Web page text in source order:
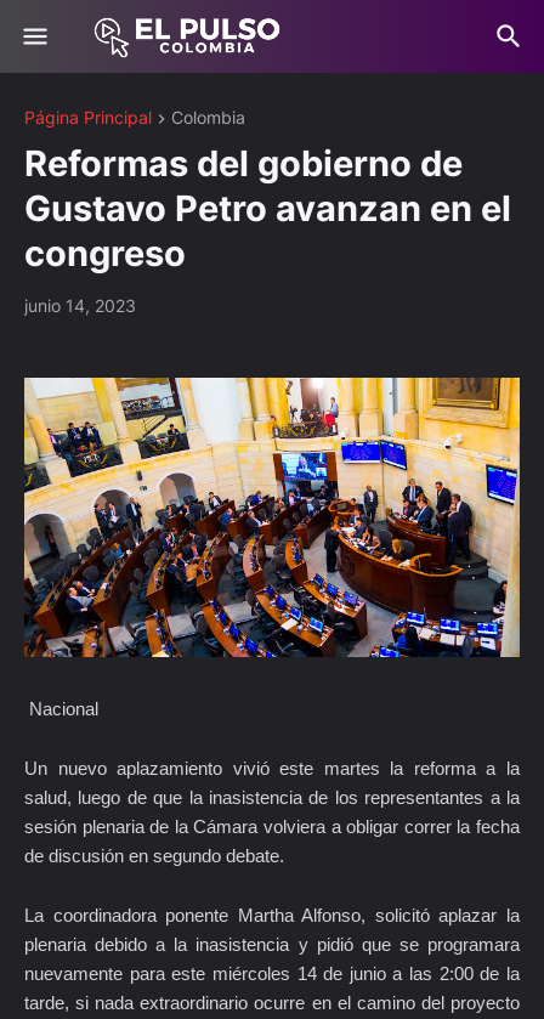
Página Principal Colombia
Reformas del gobierno de
Gustavo Petro avanzan en el
congreso
junio 14, 2023
Nacional
Un nuevo aplazamiento vivió este martes la reforma a la
salud, luego de que la inasistencia de los representantes a la
sesión plenaria de la Cámara volviera a obligar correr la fecha
de discusión en segundo debate.
La coordinadora ponente Martha Alfonso, solicitó aplazar la
plenaria debido a la inasistencia y pidió que se programara
nuevamente para este miércoles 14 de junio a las 2:00 de la
tarde, si nada extraordinario ocurre en el camino del proyecto